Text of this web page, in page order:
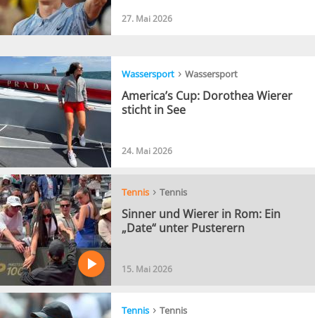
27. Mai 2026
Wassersport › Wassersport
America’s Cup: Dorothea Wierer
sticht in See
24. Mai 2026
Tennis › Tennis
Sinner und Wierer in Rom: Ein
„Date“ unter Pusterern
15. Mai 2026
Tennis › Tennis